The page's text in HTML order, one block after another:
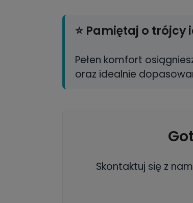
⭐ Pamiętaj o trójcy
Pełen komfort
oraz idealnie
Skontaktuj się z